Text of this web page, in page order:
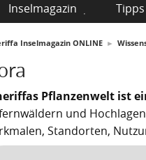
Inselmagazin
Inselmagazin ONLINE ►
Pflanzenwelt ist
und
Standorten,